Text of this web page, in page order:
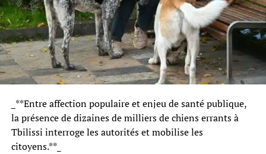
_**Entre affection populaire et enjeu de santé publique,
la présence de dizaines de milliers de chiens errants à
Tbilissi interroge les autorités et mobilise les
citoyens.**_